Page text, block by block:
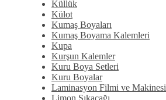
Küllük
Külot
Kumaş Boyaları
Kumaş Boyama Kalemleri
Kupa
Kurşun Kalemler
Kuru Boya Setleri
Kuru Boyalar
Laminasyon Filmi ve Makinesi
Limon Sıkacağı